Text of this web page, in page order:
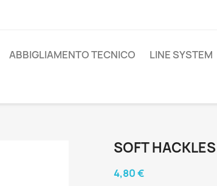
ABBIGLIAMENTO TECNICO LINE SYSTEM
SOFT
4,80 €